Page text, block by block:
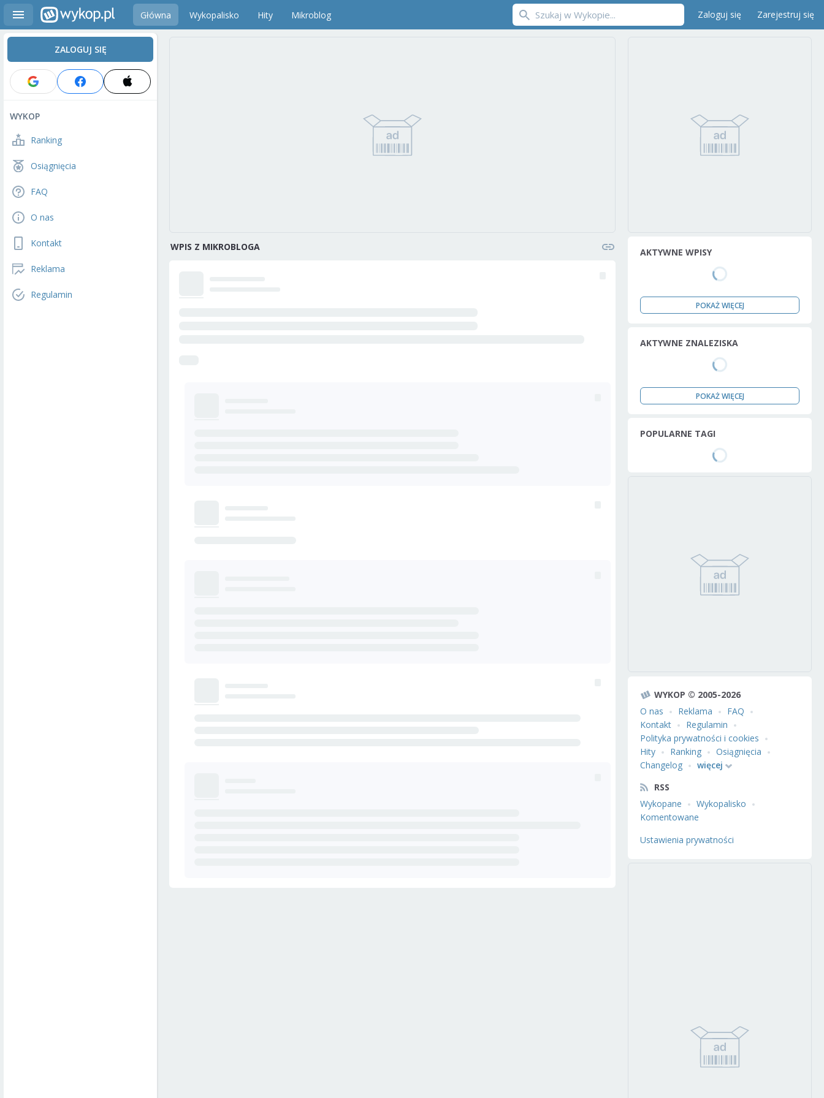
Główna Wykopalisko Hity Mikroblog Zaloguj się Zarejestruj się
ZALOGUJ SIĘ
WYKOP
Ranking
Osiągnięcia
FAQ
O nas
Kontakt
Reklama
Regulamin
WPIS Z MIKROBLOGA AKTYWNE WPISY
POKAŻ WIĘCEJ
AKTYWNE ZNALEZISKA
POKAŻ WIĘCEJ
POPULARNE TAGI
WYKOP © 2005-2026
O nas
Reklama
FAQ
Kontakt
Regulamin
Polityka prywatności i cookies
Hity
Ranking
Osiągnięcia
Changelog
więcej
RSS
Wykopane
Wykopalisko
Komentowane
Ustawienia prywatności